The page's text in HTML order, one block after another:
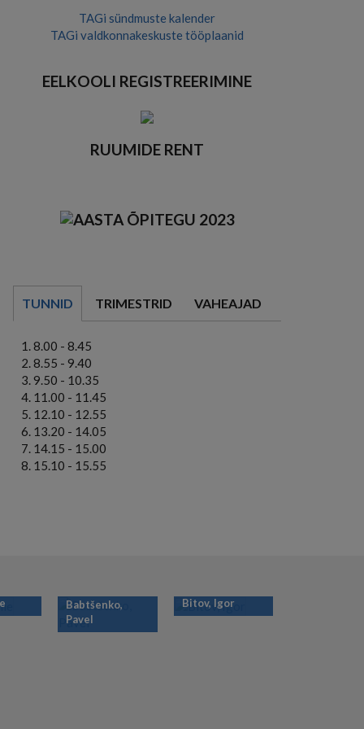
TAGi sündmuste kalender
TAGi valdkonnakeskuste tööplaanid
EELKOOLI REGISTREERIMINE
RUUMIDE RENT
TUNNID TRIMESTRID VAHEAJAD
8.00 - 8.45
8.55 - 9.40
9.50 - 10.35
11.00 - 11.45
12.10 - 12.55
13.20 - 14.05
14.15 - 15.00
15.10 - 15.55
Babtšenko,
Pavel
Bitov, Igor